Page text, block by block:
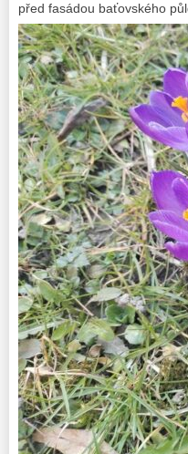
před fasádou baťovského